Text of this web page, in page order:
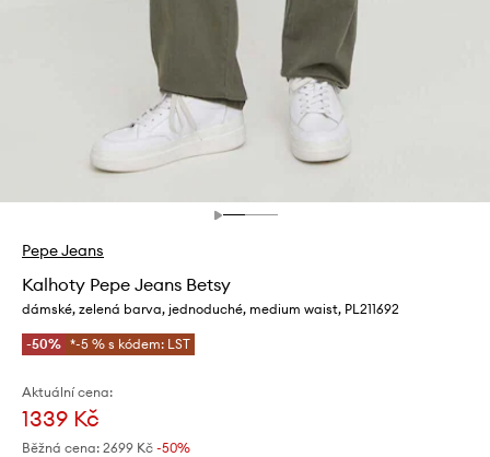
Pepe Jeans
Kalhoty Pepe Jeans Betsy
dámské, zelená barva, jednoduché, medium waist, PL211692
-50% *-5 % s kódem: LST
Aktuální cena:
1339 Kč
Běžná cena: 2699 Kč -50%